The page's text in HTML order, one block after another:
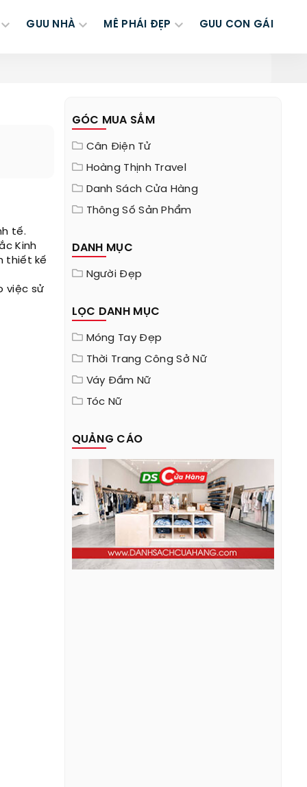
GUU NHÀ MÊ PHÁI ĐẸP GUU CON GÁI
tế.
Kinh
thiết kế
việc sử
GÓC MUA SẮM
Cân Điện Tử
Hoàng Thịnh Travel
Danh Sách Cửa Hàng
Thông Số Sản Phẩm
DANH MỤC
Người Đẹp
LỌC DANH MỤC
Móng Tay Đẹp
Thời Trang Công Sở Nữ
Váy Đầm Nữ
Tóc Nữ
QUẢNG CÁO